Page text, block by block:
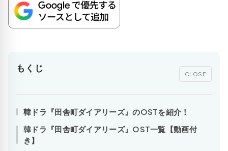
もくじ
CLOSE
韓ドラ『田舎町ダイアリーズ』のOSTを紹介！
韓ドラ『田舎町ダイアリーズ』OST一覧【動画付
き】